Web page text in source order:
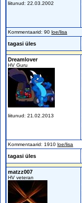
liitunud: 22.03.2002
Kommentaarid: 90 loe/lisa
tagasi üles
Dreamlover
HV Guru
liitunud: 21.02.2013
Kommentaarid: 1910 loe/lisa
tagasi üles
matzz007
HV veteran